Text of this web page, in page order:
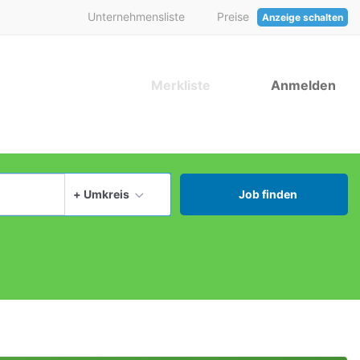
Anzeige schalten
Unternehmensliste Preise
Anmelden
Merkliste
+ Umkreis
aktuellen Ort verwenden
Job finden